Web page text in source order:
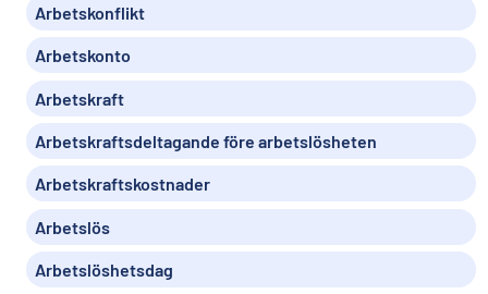
Arbetskonflikt
Arbetskonto
Arbetskraft
Arbetskraftsdeltagande före arbetslösheten
Arbetskraftskostnader
Arbetslös
Arbetslöshetsdag